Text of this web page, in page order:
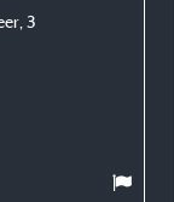
3